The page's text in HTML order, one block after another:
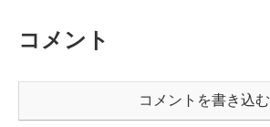
コメント
コメントを書き込む